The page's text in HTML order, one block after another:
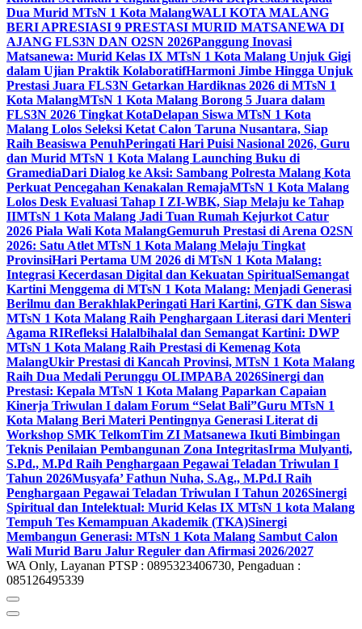
Dua Murid MTsN 1 Kota MalangWALI KOTA MALANG
BERI APRESIASI 9 PRESTASI MURID MATSANEWA DI
AJANG FLS3N DAN O2SN 2026Panggung Inovasi
Matsanewa: Murid Kelas IX MTsN 1 Kota Malang Unjuk Gigi
dalam Ujian Praktik KolaboratifHarmoni Jimbe Hingga Unjuk
Prestasi Juara FLS3N Getarkan Hardiknas 2026 di MTsN 1
Kota MalangMTsN 1 Kota Malang Borong 5 Juara dalam
FLS3N 2026 Tingkat KotaDelapan Siswa MTsN 1 Kota
Malang Lolos Seleksi Ketat Calon Taruna Nusantara, Siap
Raih Beasiswa PenuhPeringati Hari Puisi Nasional 2026, Guru
dan Murid MTsN 1 Kota Malang Launching Buku di
GramediaDari Dialog ke Aksi: Sambang Polresta Malang Kota
Perkuat Pencegahan Kenakalan RemajaMTsN 1 Kota Malang
Lolos Desk Evaluasi Tahap I ZI-WBK, Siap Melaju ke Tahap
IIMTsN 1 Kota Malang Jadi Tuan Rumah Kejurkot Catur
2026 Piala Wali Kota MalangGemuruh Prestasi di Arena O2SN
2026: Satu Atlet MTsN 1 Kota Malang Melaju Tingkat
ProvinsiHari Pertama UM 2026 di MTsN 1 Kota Malang:
Integrasi Kecerdasan Digital dan Kekuatan SpiritualSemangat
Kartini Menggema di MTsN 1 Kota Malang: Menjadi Generasi
Berilmu dan BerakhlakPeringati Hari Kartini, GTK dan Siswa
MTsN 1 Kota Malang Raih Penghargaan Literasi dari Menteri
Agama RIRefleksi Halalbihalal dan Semangat Kartini: DWP
MTsN 1 Kota Malang Raih Prestasi di Kemenag Kota
MalangUkir Prestasi di Kancah Provinsi, MTsN 1 Kota Malang
Raih Dua Medali Perunggu OLIMPABA 2026Sinergi dan
Prestasi: Kepala MTsN 1 Kota Malang Paparkan Capaian
Kinerja Triwulan I dalam Forum “Selat Bali”Guru MTsN 1
Kota Malang Beri Materi Pentingnya Generasi Literat di
Workshop SMK TelkomTim ZI Matsanewa Ikuti Bimbingan
Teknis Penilaian Pembangunan Zona IntegritasIrma Mulyanti,
S.Pd., M.Pd Raih Penghargaan Pegawai Teladan Triwulan I
Tahun 2026Musyafa’ Fathun Nuha, S.Ag., M.Pd.I Raih
Penghargaan Pegawai Teladan Triwulan I Tahun 2026Sinergi
Spiritual dan Intelektual: Murid Kelas IX MTsN 1 kota Malang
Tempuh Tes Kemampuan Akademik (TKA)Sinergi
Membangun Generasi: MTsN 1 Kota Malang Sambut Calon
Wali Murid Baru Jalur Reguler dan Afirmasi 2026/2027
WA Only, Layanan PTSP : 0895323406730, Pengaduan :
085126495339